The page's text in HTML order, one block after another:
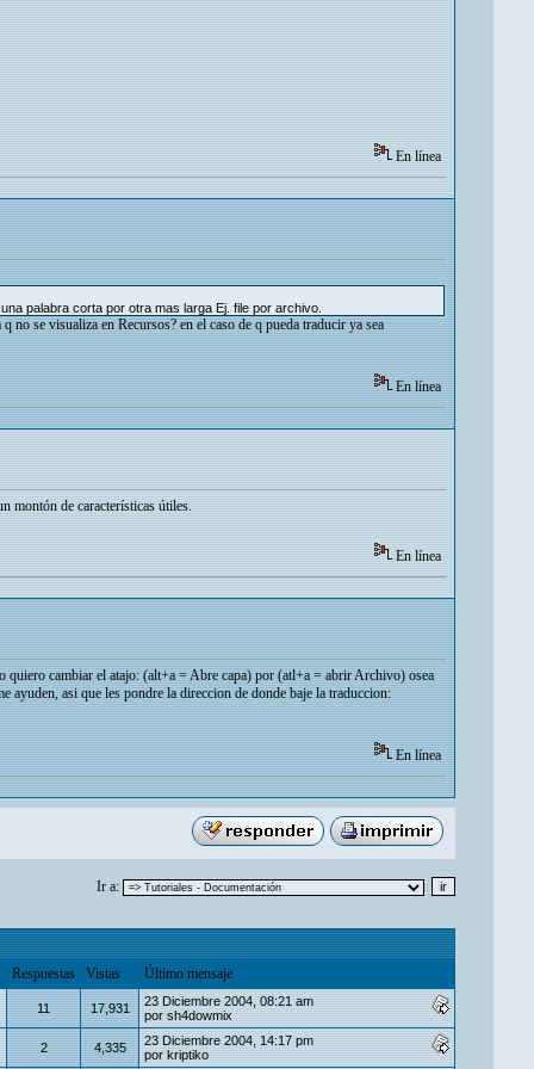
En línea
palabra corta por otra mas larga Ej. file por archivo.
se visualiza en Recursos? en el caso de q pueda traducir ya sea
En línea
montón de características útiles.
En línea
cambiar el atajo: (alt+a = Abre capa) por (atl+a = abrir Archivo) osea
ayuden, asi que les pondre la direccion de donde baje la traduccion:
En línea
Ir a:
Respuestas Vistas Último mensaje
11 17,931
23 Diciembre 2004, 08:21 am
por sh4dowmix
2 4,335
23 Diciembre 2004, 14:17 pm
por kriptiko